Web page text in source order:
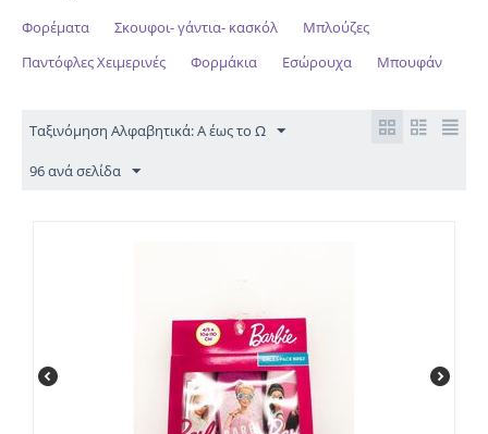
Φορέματα Σκουφοι- γάντια- κασκόλ
Μπλούζες
Παντόφλες Χειμερινές
Φορμάκια Εσώρουχα Μπουφάν
Ταξινόμηση Αλφαβητικά: Α έως το Ω
96 ανά σελίδα